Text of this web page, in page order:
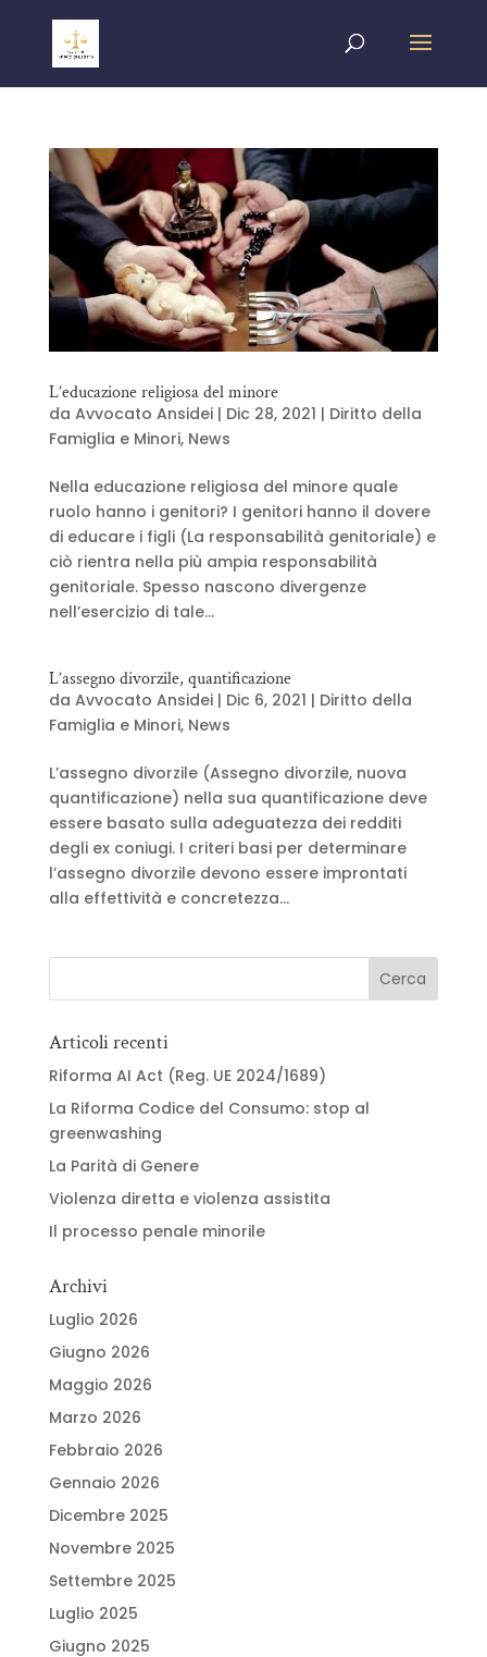
L’educazione religiosa del minore
da Avvocato Ansidei| Dic 28, 2021 | Diritto della
Famiglia e Minori, News
Nella educazione religiosa del minore quale
ruolo hanno i genitori? I genitori hanno il dovere
di educare i figli (La responsabilità genitoriale) e
ciò rientra nella più ampia responsabilità
genitoriale. Spesso nascono divergenze
nell’esercizio di tale...
L’assegno divorzile, quantificazione
da Avvocato Ansidei| Dic 6, 2021 | Diritto della
Famiglia e Minori, News
L’assegno divorzile (Assegno divorzile, nuova
quantificazione) nella sua quantificazione deve
essere basato sulla adeguatezza dei redditi
degli ex coniugi. I criteri basi per determinare
l’assegno divorzile devono essere improntati
alla effettività e concretezza...
Articoli recenti
Riforma AI Act (Reg. UE 2024/1689)
La Riforma Codice del Consumo: stop al
greenwashing
La Parità di Genere
Violenza diretta e violenza assistita
Il processo penale minorile
Archivi
Luglio 2026
Giugno 2026
Maggio 2026
Marzo 2026
Febbraio 2026
Gennaio 2026
Dicembre 2025
Novembre 2025
Settembre 2025
Luglio 2025
Giugno 2025